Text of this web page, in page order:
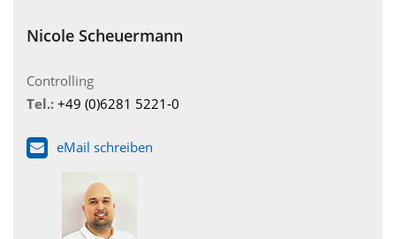
Nicole Scheuermann
Controlling
Tel.: +49 (0)6281 5221-0
eMail schreiben